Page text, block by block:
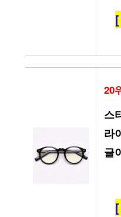
20
스
라
글